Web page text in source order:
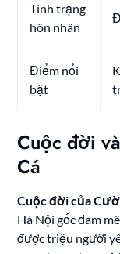
Tình trạng
hôn nhân
Điểm nổi
bật
Cuộc đời
Cá
Cuộc đời của
Hà Nội gốc đam
được triệu người